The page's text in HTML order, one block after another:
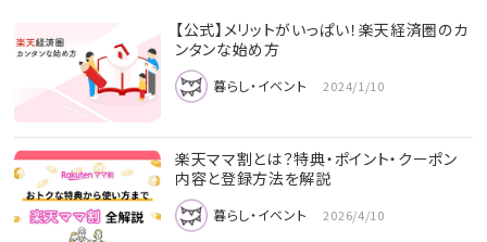
【公式】メリットがいっぱい！楽天経済圏のカ
ンタンな始め方
暮らし・イベント 2024/1/10
楽天ママ割とは？特典・ポイント・クーポン
内容と登録方法を解説
暮らし・イベント 2026/4/10